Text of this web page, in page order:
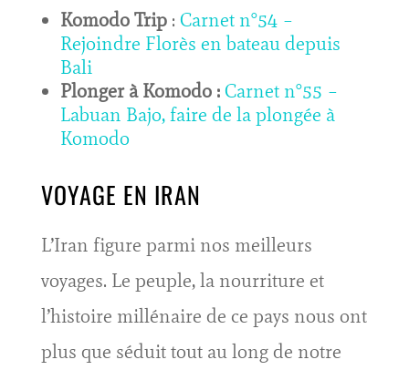
Komodo Trip: Carnet n°54 –
Rejoindre Florès en bateau depuis
Bali
Plonger à Komodo :Carnet n°55 –
Labuan Bajo, faire de la plongée à
Komodo
VOYAGE EN IRAN
L’Iran figure parmi nos meilleurs
voyages. Le peuple, la nourriture et
l’histoire millénaire de ce pays nous ont
plus que séduit tout au long de notre